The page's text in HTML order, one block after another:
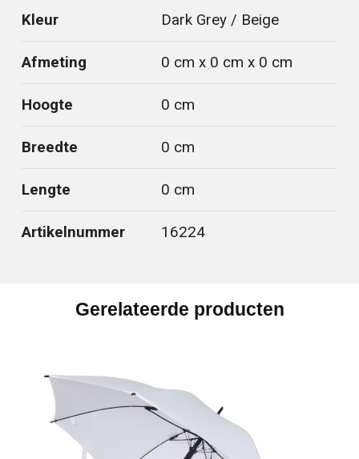
Kleur Dark Grey / Beige
Afmeting 0 cm x 0 cm x 0 cm
Hoogte 0 cm
Breedte 0 cm
Lengte 0 cm
Artikelnummer 16224
Gerelateerde producten